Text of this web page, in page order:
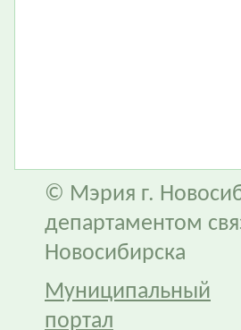
© Мэрия г.
департаментом
Новосибирска
Муниципальный
портал